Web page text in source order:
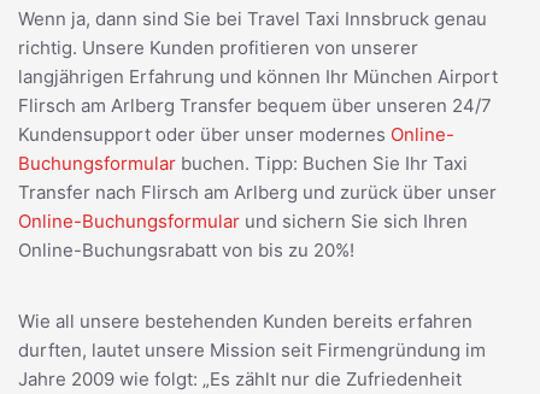
Wenn ja, dann sind Sie bei Travel Taxi Innsbruck genau
richtig. Unsere Kunden profitieren von unserer
langjährigen Erfahrung und können Ihr München Airport
Flirsch am Arlberg Transfer bequem über unseren 24/7
Kundensupport oder über unser modernes Online-
Buchungsformular buchen. Tipp: Buchen Sie Ihr Taxi
Transfer nach Flirsch am Arlberg und zurück über unser
Online-Buchungsformular und sichern Sie sich Ihren
Online-Buchungsrabatt von bis zu 20%!
Wie all unsere bestehenden Kunden bereits erfahren
durften, lautet unsere Mission seit Firmengründung im
Jahre 2009 wie folgt: „Es zählt nur die Zufriedenheit